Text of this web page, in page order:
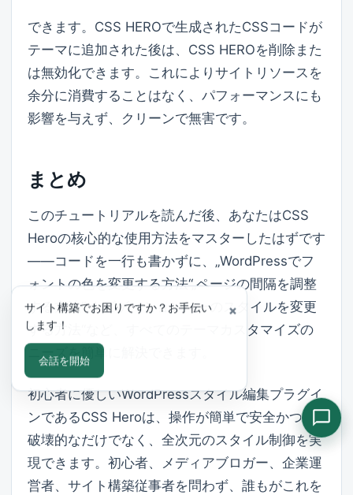
できます。CSS HEROで生成されたCSSコードが
テーマに追加された後は、CSS HEROを削除また
は無効化できます。これによりサイトリソースを
余分に消費することはなく、パフォーマンスにも
影響を与えず、クリーンで無害です。
まとめ
このチュートリアルを読んだ後、あなたはCSS
Heroの核心的な使用方法をマスターしたはずです
——コードを一行も書かずに、„WordPressでフ
ォントの色を変更する方法“„ページの間隔を調整
する方法“„ナビゲーションバーのスタイルを変更
する方法“など、すべてのテーマカスタマイズの
ニーズを簡単に解決できます。
初心者に優しいWordPressスタイル編集プラグイ
ンであるCSS Heroは、操作が簡単で安全かつ非
破壊的なだけでなく、全次元のスタイル制御を実
現できます。初心者、メディアブロガー、企業運
営者、サイト構築従事者を問わず、誰もがこれを
×
サイト構築でお困りですか？お手伝い
します！
会話を開始